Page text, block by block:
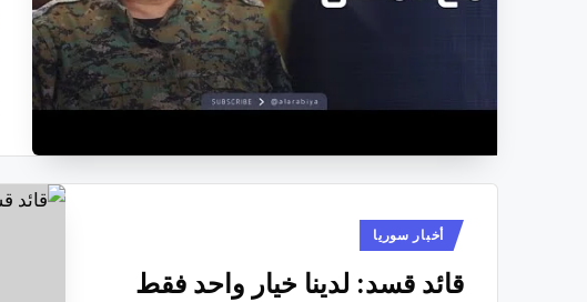
نُشرأخبار سوريا
قائد قسد: لدينا خيار واحد فقط